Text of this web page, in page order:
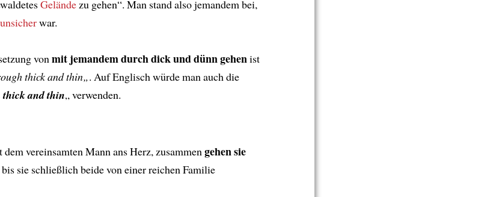
Geländezu gehen“. Man stand also jemandem bei,
unsicherwar.
von mit jemandem durch dick und dünn gehenist
thick and thin„. Auf Englisch würde man auch die
and thin„ verwenden.
vereinsamten Mann ans Herz, zusammen gehen sie
sie schließlich beide von einer reichen Familie